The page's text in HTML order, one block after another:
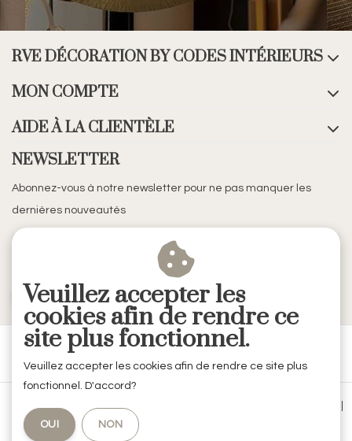
RVE DÉCORATION BY CODES INTÉRIEURS
MON COMPTE
AIDE À LA CLIENTÈLE
NEWSLETTER
Abonnez-vous à notre newsletter pour ne pas manquer les
dernières nouveautés
S'ABONNER
Conditions générales de vente
Politique de confidentialité
Veuillez accepter les
cookies afin de rendre ce
site plus fonctionnel.
Veuillez accepter les cookies afin de rendre ce site plus
fonctionnel. D'accord?
OUI NON